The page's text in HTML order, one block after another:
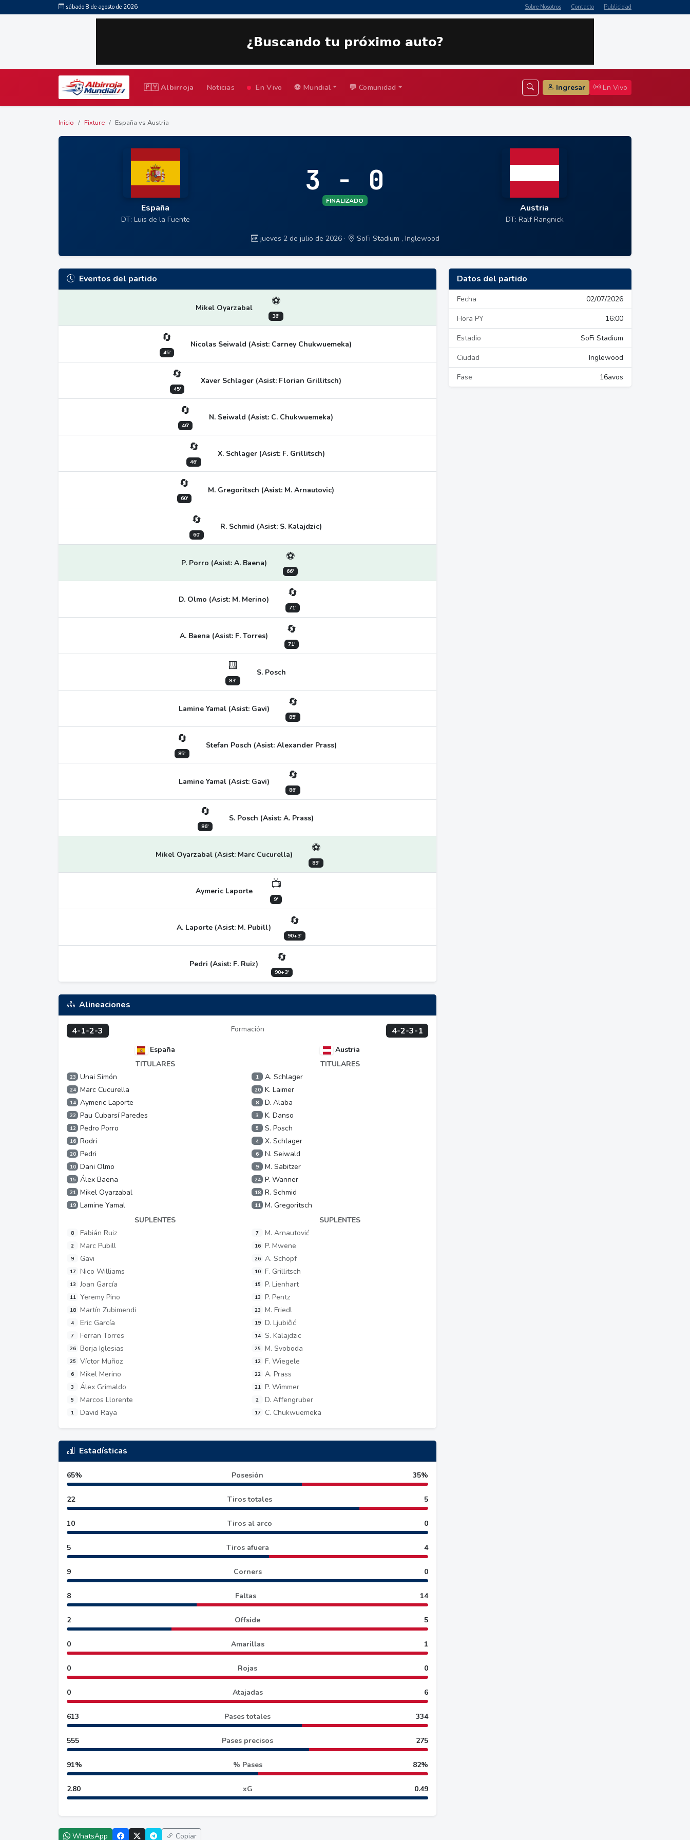
sábado 8 de agosto de 2026 Sobre Nosotros Contacto Publicidad
🇵🇾 Albirroja Noticias En Vivo ⚽ Mundial 💬 Comunidad Ingresar En Vivo
Inicio Fixture España vs Austria
España
DT: Luis de la Fuente
3 - 0
FINALIZADO
Austria
DT: Ralf Rangnick
jueves 2 de julio de 2026 ·
SoFi Stadium , Inglewood
Eventos del partido
Mikel Oyarzabal ⚽
36'
🔄
45'
Nicolas Seiwald (Asist: Carney Chukwuemeka)
🔄
45'
Xaver Schlager (Asist: Florian Grillitsch)
🔄
46'
N. Seiwald (Asist: C. Chukwuemeka)
🔄
46'
X. Schlager (Asist: F. Grillitsch)
🔄
60'
M. Gregoritsch (Asist: M. Arnautovic)
🔄
60'
R. Schmid (Asist: S. Kalajdzic)
P. Porro (Asist: A. Baena) ⚽
66'
D. Olmo (Asist: M. Merino) 🔄
71'
A. Baena (Asist: F. Torres) 🔄
71'
🟨
83'
S. Posch
Lamine Yamal (Asist: Gavi) 🔄
85'
🔄
85'
Stefan Posch (Asist: Alexander Prass)
Lamine Yamal (Asist: Gavi) 🔄
86'
🔄
86'
S. Posch (Asist: A. Prass)
Mikel Oyarzabal (Asist: Marc Cucurella) ⚽
89'
Aymeric Laporte 📺
9'
A. Laporte (Asist: M. Pubill) 🔄
90+3'
Pedri (Asist: F. Ruiz) 🔄
90+3'
Alineaciones
4-1-2-3 Formación 4-2-3-1
España
TITULARES
23 Unai Simón
24 Marc Cucurella
14 Aymeric Laporte
22 Pau Cubarsí Paredes
12 Pedro Porro
16 Rodri
20 Pedri
10 Dani Olmo
15 Álex Baena
21 Mikel Oyarzabal
19
Lamine Yamal
SUPLENTES
8 Fabián Ruiz
2 Marc Pubill
9 Gavi
17 Nico Williams
13 Joan García
11 Yeremy Pino
18 Martín Zubimendi
4 Eric García
7 Ferran Torres
26 Borja Iglesias
25 Víctor Muñoz
6 Mikel Merino
3 Álex Grimaldo
5 Marcos Llorente
1 David Raya
Austria
TITULARES
1 A. Schlager
20 K. Laimer
8 D. Alaba
3 K. Danso
5 S. Posch
4 X. Schlager
6 N. Seiwald
9 M. Sabitzer
24 P. Wanner
18 R. Schmid
11
M. Gregoritsch
SUPLENTES
7 M. Arnautović
16 P. Mwene
26 A. Schöpf
10 F. Grillitsch
15 P. Lienhart
13 P. Pentz
23 M. Friedl
19 D. Ljubičić
14 S. Kalajdzic
25 M. Svoboda
12 F. Wiegele
22 A. Prass
21 P. Wimmer
2 D. Affengruber
17 C. Chukwuemeka
Estadísticas
65% Posesión 35%
22 Tiros totales 5
10 Tiros al arco 0
5 Tiros afuera 4
9 Corners 0
8 Faltas 14
2 Offside 5
0 Amarillas 1
0 Rojas 0
0 Atajadas 6
613 Pases totales 334
555 Pases precisos 275
91% % Pases 82%
2.80 xG 0.49
WhatsApp Copiar
Datos del partido
Fecha
02/07/2026
Hora PY
16:00
Estadio
SoFi Stadium
Ciudad
Inglewood
Fase
16avos